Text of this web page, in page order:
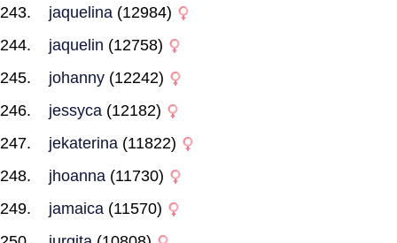
jaquelina (12984)
jaquelin (12758)
johanny (12242)
jessyca (12182)
jekaterina (11822)
jhoanna (11730)
jamaica (11570)